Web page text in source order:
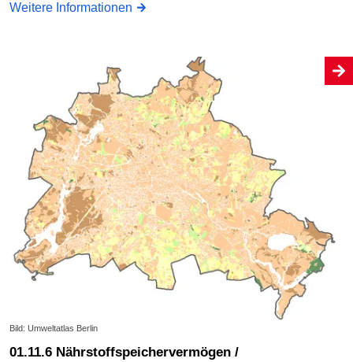
Weitere Informationen
Bild: Umweltatlas Berlin
01.11.6 Nährstoffspeichervermögen /